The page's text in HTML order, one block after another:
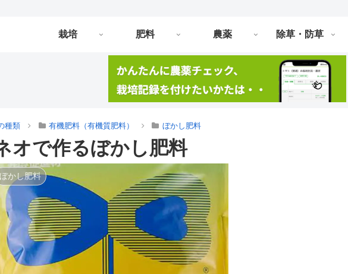
栽培 肥料 農薬 除草・防草
種類 有機肥料（有機質肥料） ぼかし肥料
オで作るぼかし肥料
ぼかし肥料